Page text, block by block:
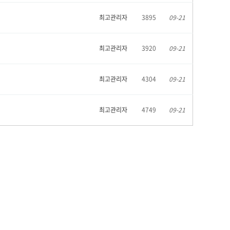
최고관리자 3895 09-21
최고관리자 3920 09-21
최고관리자 4304 09-21
최고관리자 4749 09-21